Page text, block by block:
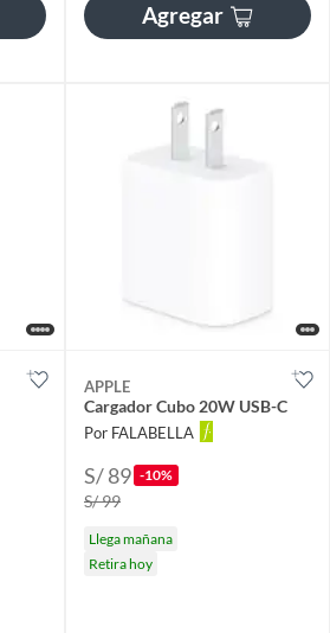
Agregar
APPLE
Cargador Cubo 20W USB-C
Por FALABELLA
S/ 89 -10%
S/ 99
Llega mañana
Retira hoy